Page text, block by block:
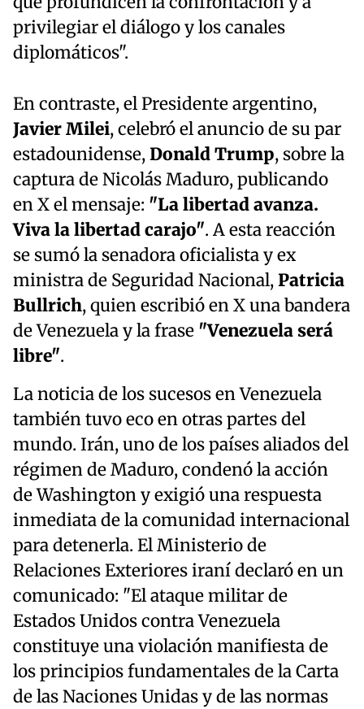
privilegiar el diálogo y los canales
diplomáticos".
En contraste, el Presidente argentino,
Javier Milei, celebró el anuncio de su par
estadounidense,Donald Trump, sobre la
captura de Nicolás Maduro, publicando
en X el mensaje: "La libertad avanza.
Viva la libertad carajo". A esta reacción
se sumó la senadora oficialista y ex
ministra de Seguridad Nacional,Patricia
Bullrich, quien escribió en X una bandera
de Venezuela y la frase "Venezuela será
libre".
La noticia de los sucesos en Venezuela
también tuvo eco en otras partes del
mundo. Irán, uno de los países aliados del
régimen de Maduro, condenó la acción
de Washington y exigió una respuesta
inmediata de la comunidad internacional
para detenerla. El Ministerio de
Relaciones Exteriores iraní declaró en un
comunicado: "El ataque militar de
Estados Unidos contra Venezuela
constituye una violación manifiesta de
los principios fundamentales de la Carta
de las Naciones Unidas y de las normas